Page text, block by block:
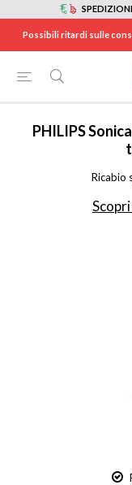
Possibili ritardi sulle
PHILIPS
Ricabio